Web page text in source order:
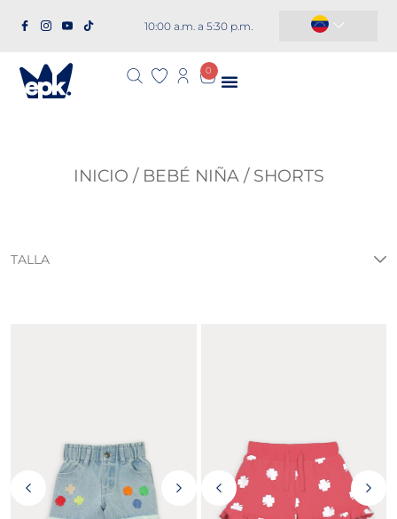
10:00 a.m. a 5:30 p.m.
0
INICIO / BEBÉ NIÑA/ SHORTS
TALLA